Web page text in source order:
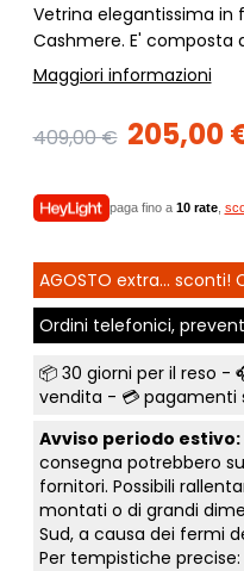
Vetrina elegantissima in
Cashmere. E' composta
Maggiori informazioni
409,00 € 205,00
paga fino a 10 rate,
AGOSTO extra... sconti!
Ordini telefonici,
📦 30 giorni per il reso -
vendita - 💳 pagamenti
Avviso periodo estivo:
consegna potrebbero
fornitori. Possibili
montati o di grandi
Sud, a causa dei fermi
Per tempistiche